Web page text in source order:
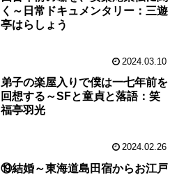
く～日常ドキュメンタリー：三遊
亭はらしょう
2024.03.10
弟子の楽屋入りで僕は一七年前を
回想する～SFと童貞と落語：笑
福亭羽光
2024.02.26
⑲結婚～東海道島田宿からお江戸